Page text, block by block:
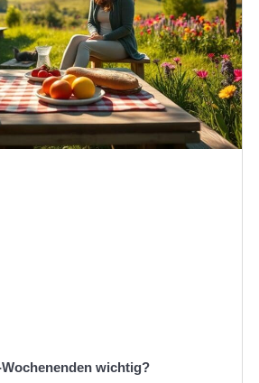
wichtig?